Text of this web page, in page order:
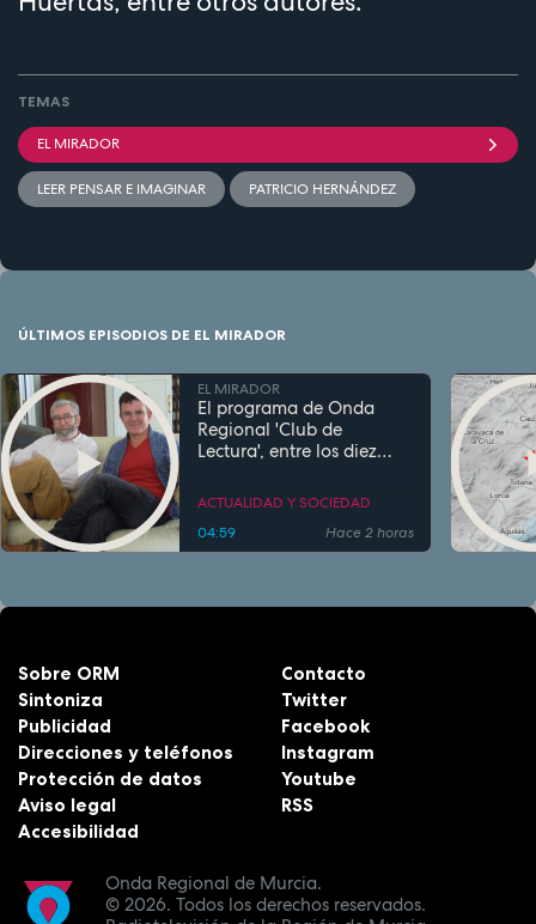
TEMAS
EL MIRADOR
LEER PENSAR E IMAGINAR PATRICIO HERNÁNDEZ
ÚLTIMOS EPISODIOS DE EL MIRADOR
EL MIRADOR
El programa de Onda
Regional 'Club de
Lectura', entre los diez
España en su género
ACTUALIDAD Y SOCIEDAD
04:59
Hace 2 horas
Onda Regional de Murcia.
© 2026. Todos los derechos reservados.
Sobre ORM
Sintoniza
Publicidad
Direcciones y teléfonos
Protección de datos
Aviso legal
Accesibilidad
Contacto
Twitter
Facebook
Instagram
Youtube
RSS